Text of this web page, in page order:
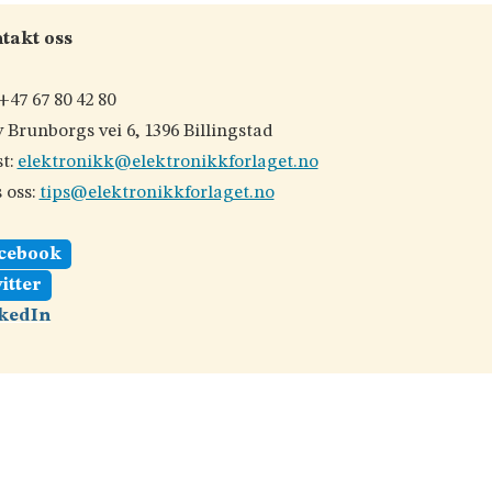
oss
67 80 42 80
Brunborgs vei 6, 1396 Billingstad
elektronikk@elektronikkforlaget.no
oss: tips@elektronikkforlaget.no